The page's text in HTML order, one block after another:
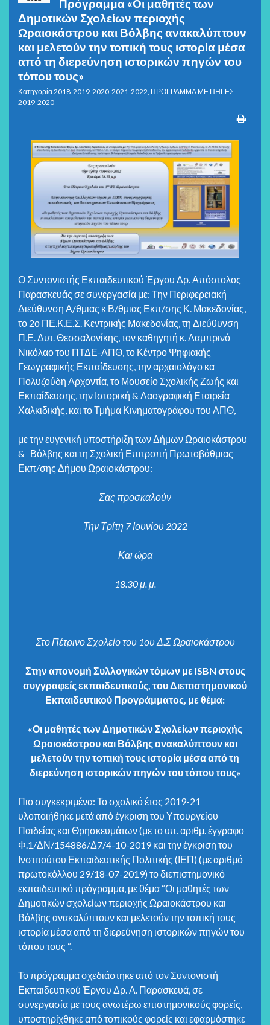
Πρόγραμμα «Οι μαθητές των
Δημοτικών Σχολείων περιοχής
Ωραιοκάστρου και Βόλβης ανακαλύπτουν
και μελετούν την τοπική τους ιστορία μέσα
από τη διερεύνηση ιστορικών πηγών του
τόπου τους»
Κατηγορία2018-2019-2020-2021-2022 ΠΡΟΓΡΑΜΜΑ ΜΕ ΠΗΓΕΣ
2019-2020
Ο Συντονιστής Εκπαιδευτικού Έργου Δρ. Απόστολος
Παρασκευάς σε συνεργασία με: Την Περιφερειακή
Διεύθυνση Α/θμιας κ Β/θμιας Εκπ/σης Κ. Μακεδονίας,
το 2ο ΠΕ.Κ.Ε.Σ. Κεντρικής Μακεδονίας, τη Διεύθυνση
Π.Ε. Δυτ. Θεσσαλονίκης, τον καθηγητή κ. Λαμπρινό
Νικόλαο του ΠΤΔΕ-ΑΠΘ, το Κέντρο Ψηφιακής
Γεωγραφικής Εκπαίδευσης, την αρχαιολόγο κα
Πολυζούδη Αρχοντία, το Μουσείο Σχολικής Ζωής και
Εκπαίδευσης, την Ιστορική & Λαογραφική Εταιρεία
Χαλκιδικής, και το Τμήμα Κινηματογράφου του ΑΠΘ,
με την ευγενική υποστήριξη των Δήμων Ωραιοκάστρου
& Βόλβης και τη Σχολική Επιτροπή Πρωτοβάθμιας
Εκπ/σης Δήμου Ωραιοκάστρου:
Σας προσκαλούν
Την Τρίτη 7 Ιουνίου 2022
Και ώρα
18.30 μ. μ.
Στο Πέτρινο Σχολείο του 1ου Δ.Σ Ωραιοκάστρου
Στην απονομή Συλλογικών τόμων με ISBN στους
συγγραφείς εκπαιδευτικούς, του Διεπιστημονικού
Εκπαιδευτικού Προγράμματος, με θέμα:
«Οι μαθητές των Δημοτικών Σχολείων περιοχής
Ωραιοκάστρου και Βόλβης ανακαλύπτουν και
μελετούν την τοπική τους ιστορία μέσα από τη
διερεύνηση ιστορικών πηγών του τόπου τους»
Πιο συγκεκριμένα: Το σχολικό έτος 2019-21
υλοποιήθηκε μετά από έγκριση του Υπουργείου
Παιδείας και Θρησκευμάτων (με το υπ. αριθμ. έγγραφο
Φ.1/ΔΝ/154886/Δ7/4-10-2019 και την έγκριση του
Ινστιτούτου Εκπαιδευτικής Πολιτικής (ΙΕΠ) (με αριθμό
πρωτοκόλλου 29/18-07-2019) το διεπιστημονικό
εκπαιδευτικό πρόγραμμα, με θέμα “Οι μαθητές των
Δημοτικών σχολείων περιοχής Ωραιοκάστρου και
Βόλβης ανακαλύπτουν και μελετούν την τοπική τους
ιστορία μέσα από τη διερεύνηση ιστορικών πηγών του
τόπου τους “.
Το πρόγραμμα σχεδιάστηκε από τον Συντονιστή
Εκπαιδευτικού Έργου Δρ. Α. Παρασκευά, σε
συνεργασία με τους ανωτέρω επιστημονικούς φορείς,
υποστηρίχθηκε από τοπικούς φορείς και εφαρμόστηκε